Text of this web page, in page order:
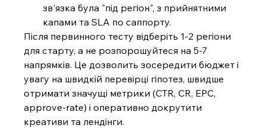
зв'язка була "під регіон", з прийнятними
капами та SLA по саппорту.
Після первинного тесту відберіть 1-2 регіони
для старту, а не розпорошуйтеся на 5-7
напрямків. Це дозволить зосередити бюджет і
увагу на швидкій перевірці гіпотез, швидше
отримати значущі метрики (CTR, CR, EPC,
approve-rate) і оперативно докрутити
креативи та лендінги.